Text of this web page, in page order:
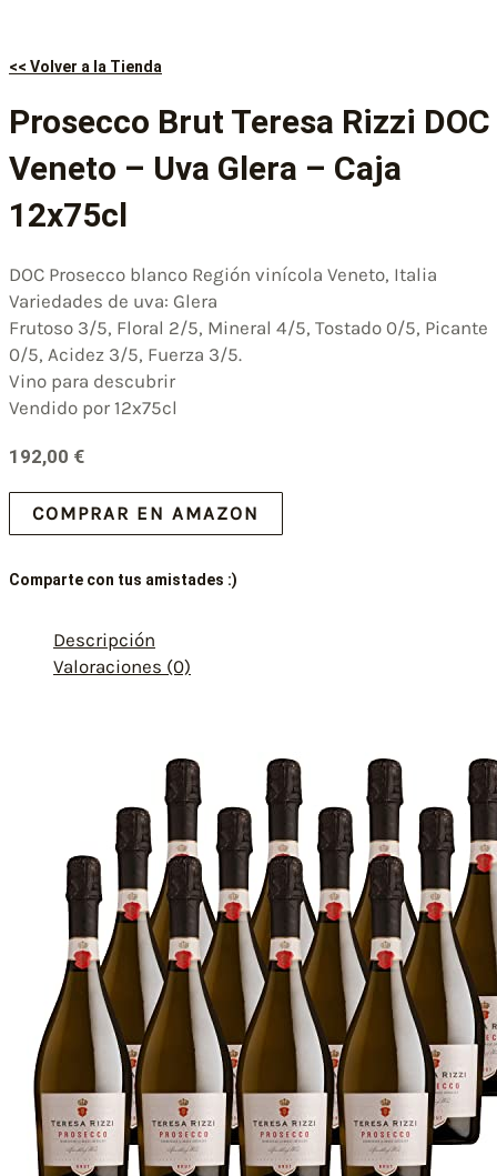
<< Volver a la Tienda
Prosecco Brut Teresa Rizzi DOC
Veneto – Uva Glera – Caja
12x75cl
DOC Prosecco blanco Región vinícola Veneto, Italia
Variedades de uva: Glera
Frutoso 3/5, Floral 2/5, Mineral 4/5, Tostado 0/5, Picante
0/5, Acidez 3/5, Fuerza 3/5.
Vino para descubrir
Vendido por 12x75cl
192,00 €
COMPRAR EN AMAZON
Comparte con tus amistades :)
Descripción
Valoraciones (0)